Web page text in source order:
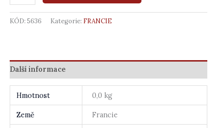
KÓD: 5636 Kategorie: FRANCIE
Další informace
Hmotnost 0,0 kg
Země Francie